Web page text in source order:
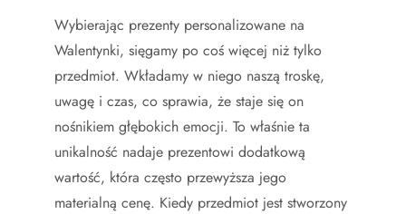
Wybierając prezenty personalizowane na
Walentynki, sięgamy po coś więcej niż tylko
przedmiot. Wkładamy w niego naszą troskę,
uwagę i czas, co sprawia, że staje się on
nośnikiem głębokich emocji. To właśnie ta
unikalność nadaje prezentowi dodatkową
wartość, która często przewyższa jego
materialną cenę. Kiedy przedmiot jest stworzony